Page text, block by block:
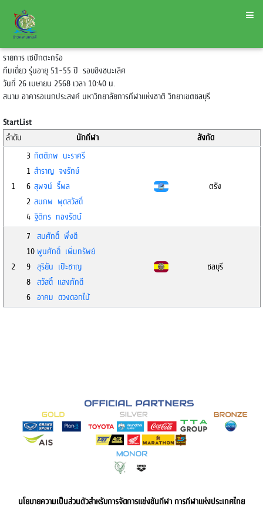
รายการ เซปักตะกร้อ
ทีมเดี่ยว รุ่นอายุ 51-55 ปี รอบชิงชนะเลิศ
วันที่ 26 เมษายน 2568 เวลา 10:40 น.
สนาม อาคารอเนกประสงค์ มหาวิทยาลัยการกีฬาแห่งชาติ วิทยาเขตชลบุรี
StartList
ลำดับ
นักกีฬา สังกัด
1
3 กิตติภพ นะราศรี
1 สำราญ จงรักษ์
6 สุพจน์ รี้พล
2 สมภพ พุดสวัสดิ์
4 ฐิติกร ทองรัตน์
ตรัง
2
7 สมศักดิ์ พึ่งดี
10 พูนศักดิ์ เพิ่มทรัพย์
9 สุริยัน เป๊ะชาญ
8 สวัสดิ์ แสงภักดี
6 อาคม ดวงดอกไม้
ชลบุรี
นโยบายความเป็นส่วนตัวสำหรับการจัดการแข่งขันกีฬา การกีฬาแห่งประเทศไทย